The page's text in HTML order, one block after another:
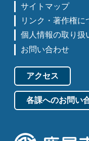
サイトマップ
リンク・著作権に
個人情報の取り扱
お問い合わせ
アクセス
各課へのお問い